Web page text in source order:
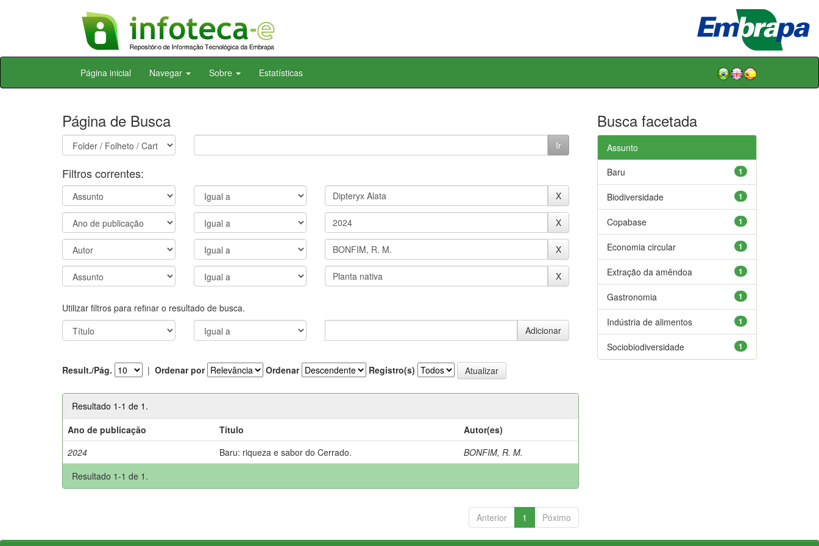
Skip
Página inicial Navegar Sobre Estatísticas
Página de Busca
Filtros correntes:
Utilizar filtros para refinar o resultado de busca.
Result./Pág. | Ordenar por Ordenar Registro(s)
Resultado 1-1 de 1.
Ano de publicação
Título
Autor(es)
2024
Baru: riqueza e sabor do Cerrado.
BONFIM, R. M.
Resultado 1-1 de 1.
Anterior 1 Póximo
Busca facetada
Assunto
1
Baru
1
Biodiversidade
1
Copabase
1
Economia circular
1
Extração da amêndoa
1
Gastronomia
1
Indústria de alimentos
1
Sociobiodiversidade